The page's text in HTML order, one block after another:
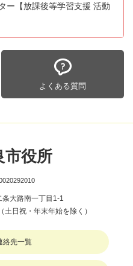
ー【放課後等学習支援 活動
よくある質問
市役所
大路南一丁目1-1
日祝・年末年始を除く）
絡先一覧